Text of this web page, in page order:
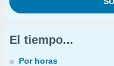
El tiempo...
Por horas